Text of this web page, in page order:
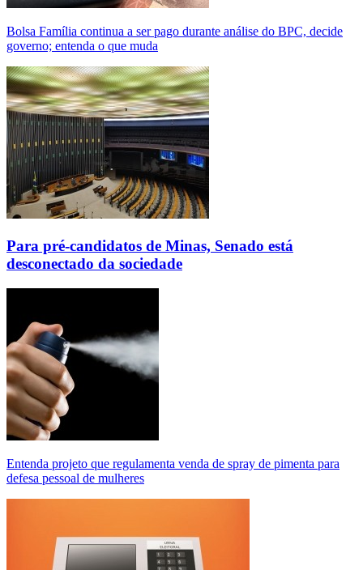
Bolsa Família continua a ser pago durante análise do BPC, decide
governo; entenda o que muda
Para pré-candidatos de Minas, Senado está
desconectado da sociedade
Entenda projeto que regulamenta venda de spray de pimenta para
defesa pessoal de mulheres